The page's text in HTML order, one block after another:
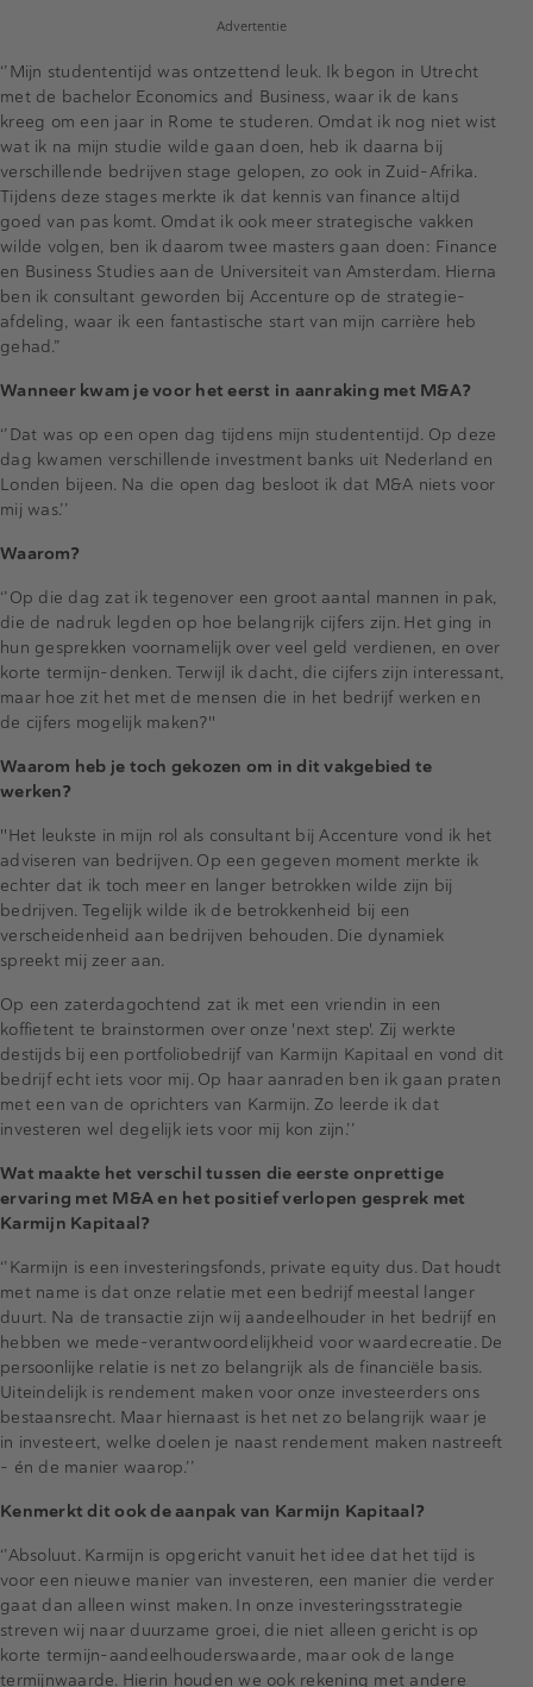
Advertentie
‘’Mijn studententijd was ontzettend leuk. Ik begon in Utrecht
met de bachelor Economics and Business, waar ik de kans
kreeg om een jaar in Rome te studeren. Omdat ik nog niet wist
wat ik na mijn studie wilde gaan doen, heb ik daarna bij
verschillende bedrijven stage gelopen, zo ook in Zuid-Afrika.
Tijdens deze stages merkte ik dat kennis van finance altijd
goed van pas komt. Omdat ik ook meer strategische vakken
wilde volgen, ben ik daarom twee masters gaan doen: Finance
en Business Studies aan de Universiteit van Amsterdam. Hierna
ben ik consultant geworden bij Accenture op de strategie-
afdeling, waar ik een fantastische start van mijn carrière heb
gehad.”
Wanneer kwam je voor het eerst in aanraking met M&A?
‘’Dat was op een open dag tijdens mijn studententijd. Op deze
dag kwamen verschillende investment banks uit Nederland en
Londen bijeen. Na die open dag besloot ik dat M&A niets voor
mij was.’’
Waarom?
‘’Op die dag zat ik tegenover een groot aantal mannen in pak,
die de nadruk legden op hoe belangrijk cijfers zijn. Het ging in
hun gesprekken voornamelijk over veel geld verdienen, en over
korte termijn-denken. Terwijl ik dacht, die cijfers zijn interessant,
maar hoe zit het met de mensen die in het bedrijf werken en
de cijfers mogelijk maken?''
Waarom heb je toch gekozen om in dit vakgebied te
werken?
''Het leukste in mijn rol als consultant bij Accenture vond ik het
adviseren van bedrijven. Op een gegeven moment merkte ik
echter dat ik toch meer en langer betrokken wilde zijn bij
bedrijven. Tegelijk wilde ik de betrokkenheid bij een
verscheidenheid aan bedrijven behouden. Die dynamiek
spreekt mij zeer aan.
Op een zaterdagochtend zat ik met een vriendin in een
koffietent te brainstormen over onze 'next step'. Zij werkte
destijds bij een portfoliobedrijf van Karmijn Kapitaal en vond dit
bedrijf echt iets voor mij. Op haar aanraden ben ik gaan praten
met een van de oprichters van Karmijn. Zo leerde ik dat
investeren wel degelijk iets voor mij kon zijn.’’
Wat maakte het verschil tussen die eerste onprettige
ervaring met M&A en het positief verlopen gesprek met
Karmijn Kapitaal?
‘’Karmijn is een investeringsfonds, private equity dus. Dat houdt
met name is dat onze relatie met een bedrijf meestal langer
duurt. Na de transactie zijn wij aandeelhouder in het bedrijf en
hebben we mede-verantwoordelijkheid voor waardecreatie. De
persoonlijke relatie is net zo belangrijk als de financiële basis.
Uiteindelijk is rendement maken voor onze investeerders ons
bestaansrecht. Maar hiernaast is het net zo belangrijk waar je
in investeert, welke doelen je naast rendement maken nastreeft
– én de manier waarop.’’
Kenmerkt dit ook de aanpak van Karmijn Kapitaal?
‘’Absoluut. Karmijn is opgericht vanuit het idee dat het tijd is
voor een nieuwe manier van investeren, een manier die verder
gaat dan alleen winst maken. In onze investeringsstrategie
streven wij naar duurzame groei, die niet alleen gericht is op
korte termijn-aandeelhouderswaarde, maar ook de lange
termijnwaarde. Hierin houden we ook rekening met andere